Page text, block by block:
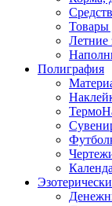
Товары
Летние
Полиграфия